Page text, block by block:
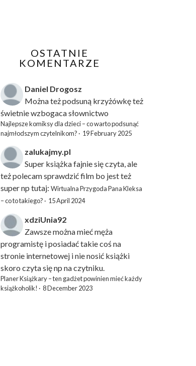
OSTATNIE
KOMENTARZE
Daniel Drogosz
Można też podsuną krzyżówkęteż
świetnie wzbogaca słownictwo
Najlepsze komiksy dla dzieci – co warto podsunąć
najmłodszym czytelnikom? · 19 February 2025
zalukajmy.pl
Super książka fajnie się czyta, ale
też polecam sprawdzić film bo jest też
super np tutaj: Wirtualna Przygoda Pana Kleksa
– co to takiego? · 15 April 2024
xdziUnia92
Zawsze można mieć męża
programistę i posiadać takie coś na
stronie internetowej i nie nosić książki
skoro czyta się np na czytniku.
Planer Książkary – ten gadżet powinien mieć każdy
książkoholik! · 8 December 2023